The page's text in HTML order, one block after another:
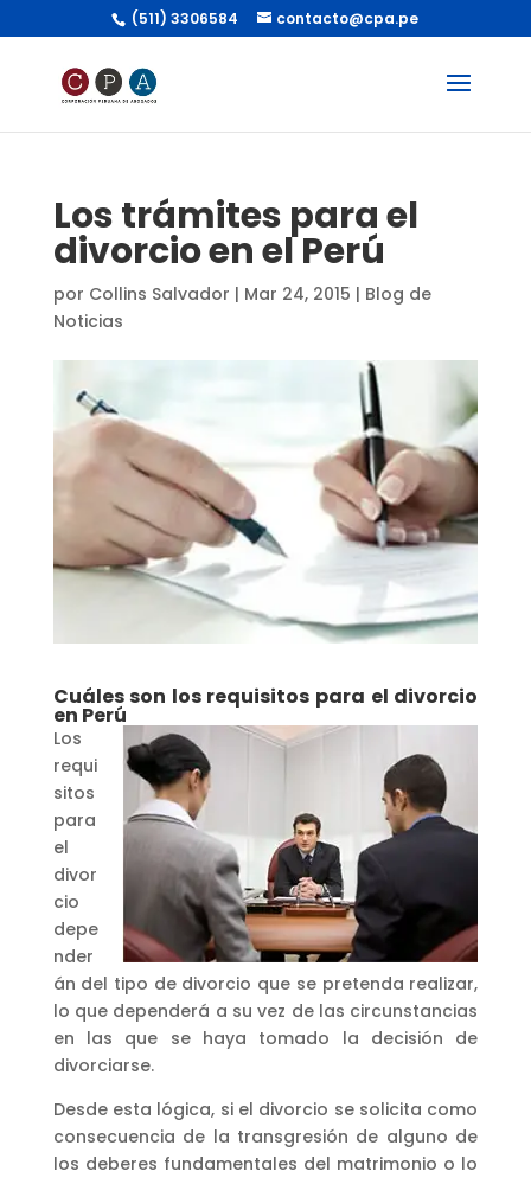
(511) 3306584 contacto@cpa.pe
Los trámites para el
divorcio en el Perú
por Collins Salvador | Mar 24, 2015 | Blog de
Noticias
Cuáles son los requisitos para el divorcio
en Perú
Los
requi
sitos
para
el
divor
cio
depe
nder
án del tipo de divorcio que se pretenda realizar,
lo que dependerá a su vez de las circunstancias
en las que se haya tomado la decisión de
divorciarse.
Desde esta lógica, si el divorcio se solicita como
consecuencia de la transgresión de alguno de
los deberes fundamentales del matrimonio o lo